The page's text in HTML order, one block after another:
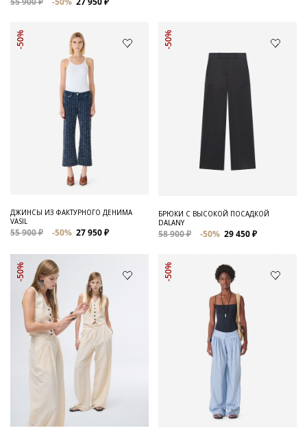
-50%
ДЖИНСЫ ИЗ ФАКТУРНОГО ДЕНИМА
VASIL
55 900 ₽ -50% 27 950 ₽
-50%
БРЮКИ С ВЫСОКОЙ ПОСАДКОЙ
DALANY
58 900 ₽ -50% 29 450 ₽
-50% -50%